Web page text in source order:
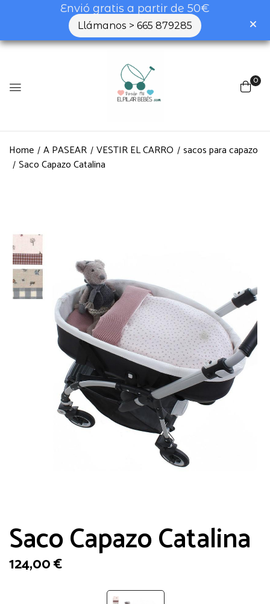
Envió gratis a partir de 50€
Llámanos > 665 879285
0
Home A PASEAR VESTIR EL CARRO
sacos para capazo
Saco Capazo Catalina
Saco Capazo Catalina
124,00€